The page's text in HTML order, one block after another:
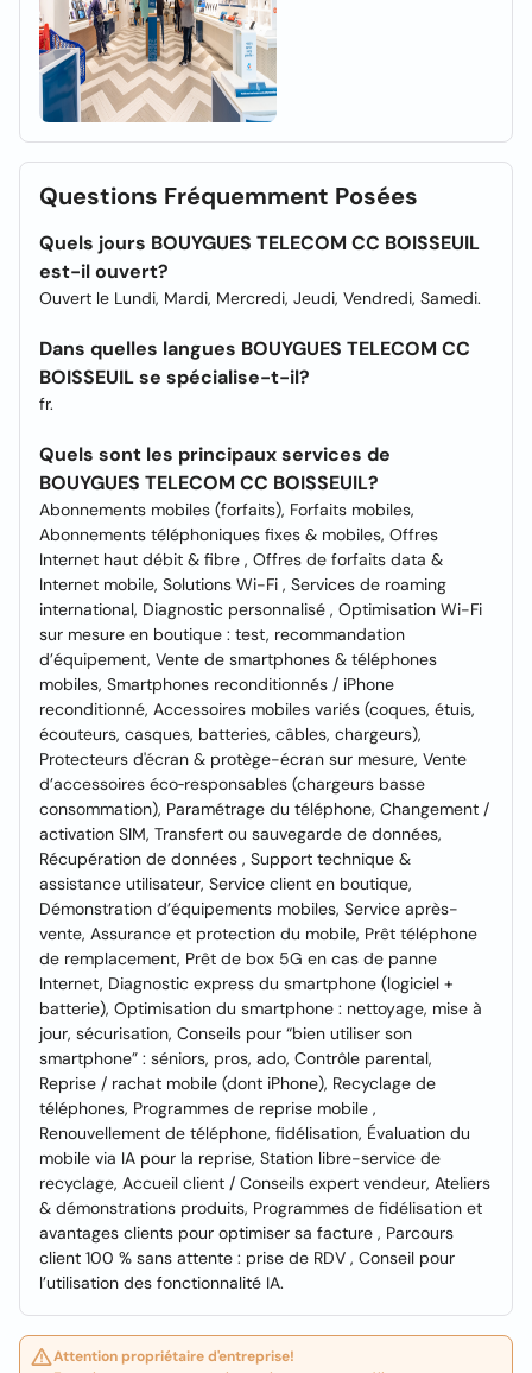
Questions Fréquemment Posées
Quels jours BOUYGUES TELECOM CC BOISSEUIL
est-il ouvert?
Ouvert le Lundi, Mardi, Mercredi, Jeudi, Vendredi, Samedi.
Dans quelles langues BOUYGUES TELECOM CC
BOISSEUIL se spécialise-t-il?
fr.
Quels sont les principaux services de
BOUYGUES TELECOM CC BOISSEUIL?
Abonnements mobiles (forfaits), Forfaits mobiles,
Abonnements téléphoniques fixes & mobiles, Offres
Internet haut débit & fibre , Offres de forfaits data &
Internet mobile, Solutions Wi-Fi , Services de roaming
international, Diagnostic personnalisé , Optimisation Wi-Fi
sur mesure en boutique : test, recommandation
d’équipement, Vente de smartphones & téléphones
mobiles, Smartphones reconditionnés / iPhone
reconditionné, Accessoires mobiles variés (coques, étuis,
écouteurs, casques, batteries, câbles, chargeurs),
Protecteurs d'écran & protège-écran sur mesure, Vente
d’accessoires éco‑responsables (chargeurs basse
consommation), Paramétrage du téléphone, Changement /
activation SIM, Transfert ou sauvegarde de données,
Récupération de données , Support technique &
assistance utilisateur, Service client en boutique,
Démonstration d’équipements mobiles, Service après-
vente, Assurance et protection du mobile, Prêt téléphone
de remplacement, Prêt de box 5G en cas de panne
Internet, Diagnostic express du smartphone (logiciel +
batterie), Optimisation du smartphone : nettoyage, mise à
jour, sécurisation, Conseils pour “bien utiliser son
smartphone” : séniors, pros, ado, Contrôle parental,
Reprise / rachat mobile (dont iPhone), Recyclage de
téléphones, Programmes de reprise mobile ,
Renouvellement de téléphone, fidélisation, Évaluation du
mobile via IA pour la reprise, Station libre-service de
recyclage, Accueil client / Conseils expert vendeur, Ateliers
& démonstrations produits, Programmes de fidélisation et
avantages clients pour optimiser sa facture , Parcours
client 100 % sans attente : prise de RDV , Conseil pour
l’utilisation des fonctionnalité IA.
Attention propriétaire d'entreprise!